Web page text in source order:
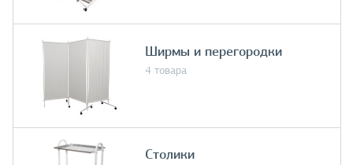
Ширмы и перегородки
4 товара
Столики